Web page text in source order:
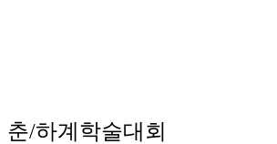
춘/하계학술대회